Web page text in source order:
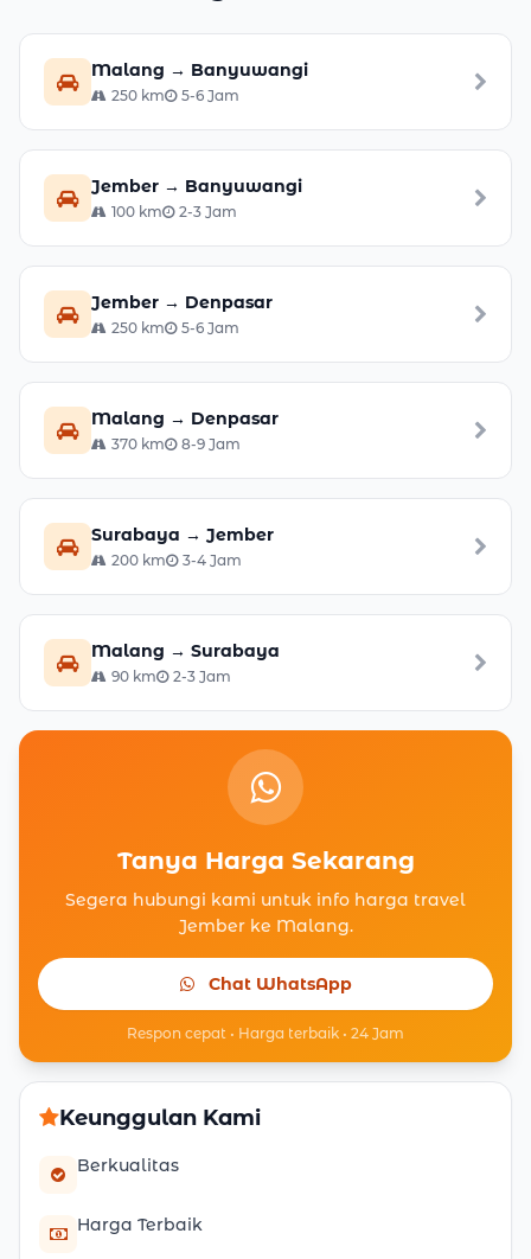
Malang → Banyuwangi
250 km 5-6 Jam
Jember → Banyuwangi
100 km 2-3 Jam
Jember → Denpasar
250 km 5-6 Jam
Malang → Denpasar
370 km 8-9 Jam
Surabaya → Jember
200 km 3-4 Jam
Malang → Surabaya
90 km 2-3 Jam
Tanya Harga Sekarang
Segera hubungi kami untuk info harga travel
Jember ke Malang.
Chat WhatsApp
Respon cepat • Harga terbaik • 24 Jam
Keunggulan Kami
Berkualitas
Harga Terbaik